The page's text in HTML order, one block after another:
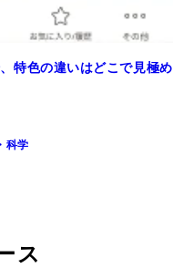
特色の違いはどこで見極め
科学
ス